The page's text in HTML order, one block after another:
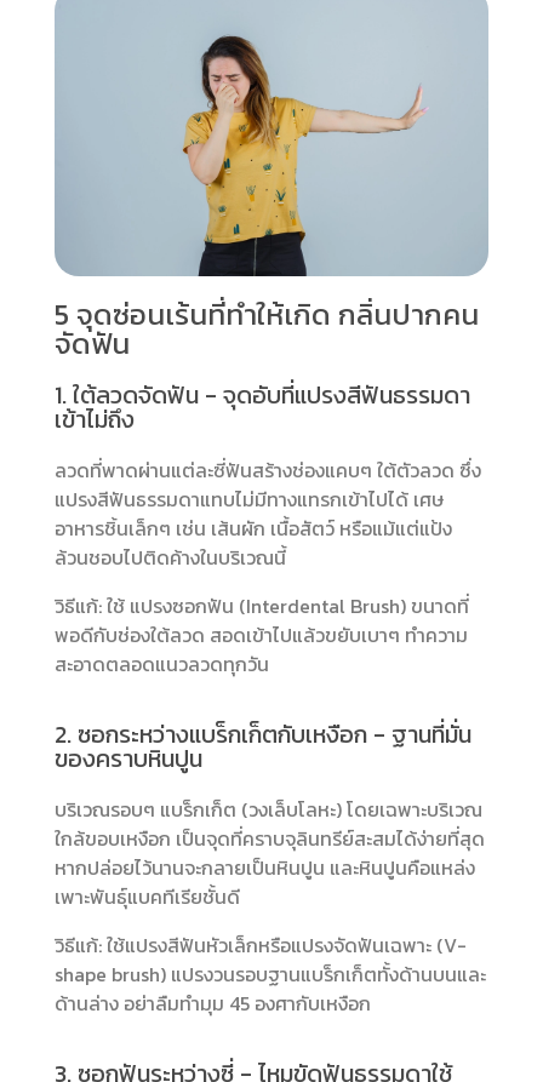
5 จุดซ่อนเร้นที่ทำให้เกิด กลิ่นปากคน
จัดฟัน
1. ใต้ลวดจัดฟัน - จุดอับที่แปรงสีฟันธรรมดา
เข้าไม่ถึง
ลวดที่พาดผ่านแต่ละซี่ฟันสร้างช่องแคบๆ ใต้ตัวลวด ซึ่ง
แปรงสีฟันธรรมดาแทบไม่มีทางแทรกเข้าไปได้ เศษ
อาหารชิ้นเล็กๆ เช่น เส้นผัก เนื้อสัตว์ หรือแม้แต่แป้ง
ล้วนชอบไปติดค้างในบริเวณนี้
วิธีแก้: ใช้ แปรงซอกฟัน (Interdental Brush) ขนาดที่
พอดีกับช่องใต้ลวด สอดเข้าไปแล้วขยับเบาๆ ทำความ
สะอาดตลอดแนวลวดทุกวัน
2. ซอกระหว่างแบร็กเก็ตกับเหงือก - ฐานที่มั่น
ของคราบหินปูน
บริเวณรอบๆ แบร็กเก็ต (วงเล็บโลหะ) โดยเฉพาะบริเวณ
ใกล้ขอบเหงือก เป็นจุดที่คราบจุลินทรีย์สะสมได้ง่ายที่สุด
หากปล่อยไว้นานจะกลายเป็นหินปูน และหินปูนคือแหล่ง
เพาะพันธุ์แบคทีเรียชั้นดี
วิธีแก้: ใช้แปรงสีฟันหัวเล็กหรือแปรงจัดฟันเฉพาะ (V-
shape brush) แปรงวนรอบฐานแบร็กเก็ตทั้งด้านบนและ
ด้านล่าง อย่าลืมทำมุม 45 องศากับเหงือก
3. ซอกฟันระหว่างซี่ - ไหมขัดฟันธรรมดาใช้